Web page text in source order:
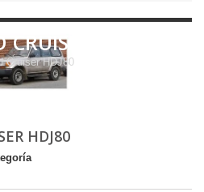
HDJ80
Cruiser HDJ80
HDJ80